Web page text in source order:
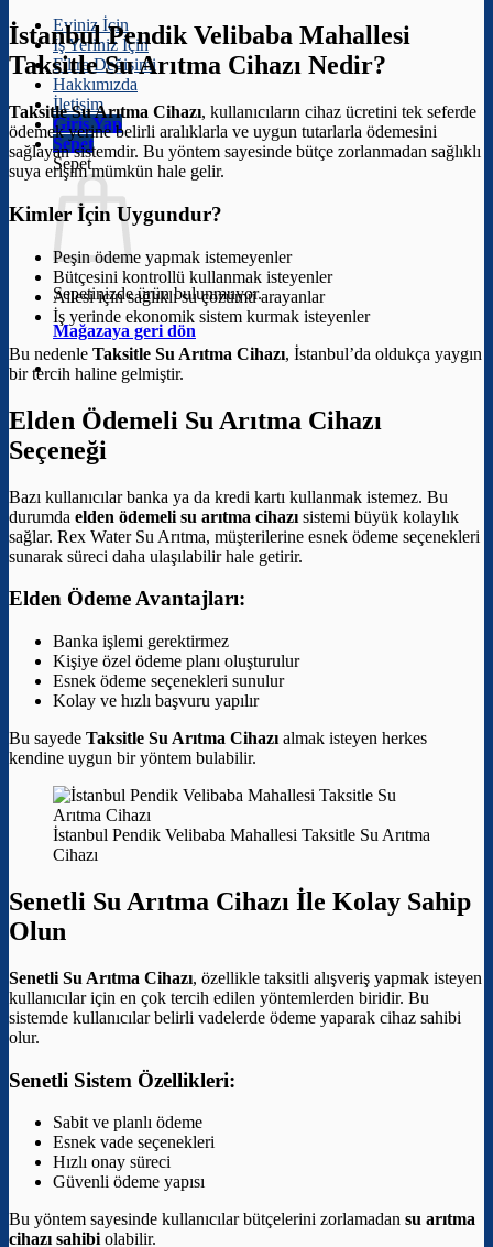
Eviniz İçin
İş Yeriniz İçin
Filtre Değişimi
Hakkımızda
İletişim
Giriş Yap
Sepet
Sepet
Sepetinizde ürün bulunmuyor.
Mağazaya geri dön
İstanbul Pendik Velibaba Mahallesi
Taksitle Su Arıtma Cihazı Nedir?
Taksitle Su Arıtma Cihazı, kullanıcıların cihaz ücretini tek seferde
ödemek yerine belirli aralıklarla ve uygun tutarlarla ödemesini
sağlayan sistemdir. Bu yöntem sayesinde bütçe zorlanmadan sağlıklı
suya erişim mümkün hale gelir.
Kimler İçin Uygundur?
Peşin ödeme yapmak istemeyenler
Bütçesini kontrollü kullanmak isteyenler
Ailesi için sağlıklı su çözümü arayanlar
İş yerinde ekonomik sistem kurmak isteyenler
Bu nedenle Taksitle Su Arıtma Cihazı, İstanbul’da oldukça yaygın
bir tercih haline gelmiştir.
Elden Ödemeli Su Arıtma Cihazı
Seçeneği
Bazı kullanıcılar banka ya da kredi kartı kullanmak istemez. Bu
durumda elden ödemeli su arıtma cihazı sistemi büyük kolaylık
sağlar. Rex Water Su Arıtma, müşterilerine esnek ödeme seçenekleri
sunarak süreci daha ulaşılabilir hale getirir.
Elden Ödeme Avantajları:
Banka işlemi gerektirmez
Kişiye özel ödeme planı oluşturulur
Esnek ödeme seçenekleri sunulur
Kolay ve hızlı başvuru yapılır
Bu sayede Taksitle Su Arıtma Cihazı almak isteyen herkes
kendine uygun bir yöntem bulabilir.
İstanbul Pendik Velibaba Mahallesi Taksitle Su Arıtma
Cihazı
Senetli Su Arıtma Cihazı İle Kolay Sahip
Olun
Senetli Su Arıtma Cihazı, özellikle taksitli alışveriş yapmak isteyen
kullanıcılar için en çok tercih edilen yöntemlerden biridir. Bu
sistemde kullanıcılar belirli vadelerde ödeme yaparak cihaz sahibi
olur.
Senetli Sistem Özellikleri:
Sabit ve planlı ödeme
Esnek vade seçenekleri
Hızlı onay süreci
Güvenli ödeme yapısı
Bu yöntem sayesinde kullanıcılar bütçelerini zorlamadan su arıtma
cihazı sahibi olabilir.